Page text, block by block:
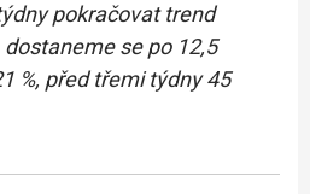
pokračovat trend
se po 12,5
%, před třemi týdny 45